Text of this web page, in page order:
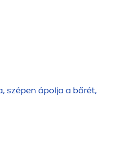
szépen ápolja a bőrét,